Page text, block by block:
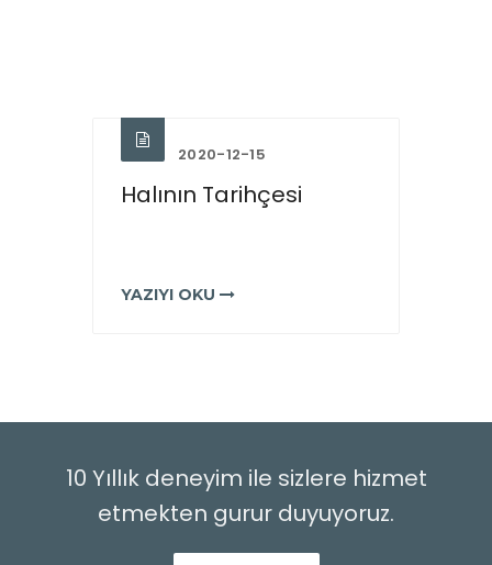
2020-12-15
Halının Tarihçesi
YAZIYI OKU
10 Yıllık deneyim ile sizlere hizmet
etmekten gurur duyuyoruz.